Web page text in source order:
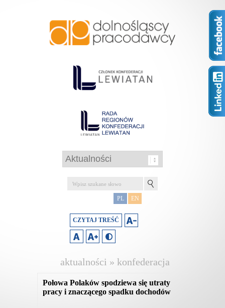
PL EN
CZYTAJ TREŚĆ
aktualności » konfederacja
Połowa Polaków spodziewa się utraty
pracy i znaczącego spadku dochodów